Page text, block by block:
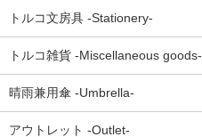
トルコ文房具 -Stationery-
トルコ雑貨 -Miscellaneous goods-
晴雨兼用傘 -Umbrella-
アウトレット -Outlet-